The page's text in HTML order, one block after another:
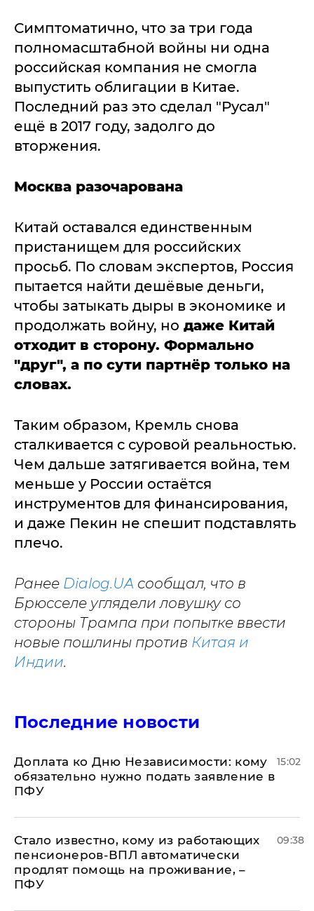
Симптоматично, что за три года
полномасштабной войны ни одна
российская компания не смогла
выпустить облигации в Китае.
Последний раз это сделал "Русал"
ещё в 2017 году, задолго до
вторжения.
Москва разочарована
Китай оставался единственным
пристанищем для российских
просьб. По словам экспертов, Россия
пытается найти дешёвые деньги,
чтобы затыкать дыры в экономике и
продолжать войну, но даже Китай
отходит в сторону. Формально
"друг", а по сути партнёр только на
словах.
Таким образом, Кремль снова
сталкивается с суровой реальностью.
Чем дальше затягивается война, тем
меньше у России остаётся
инструментов для финансирования,
и даже Пекин не спешит подставлять
плечо.
Ранее Dialog.UA сообщал, что в
Брюсселе углядели ловушку со
стороны Трампа при попытке ввести
новые пошлины против Китая и
Индии.
Последние новости
Доплата ко Дню Независимости: кому
обязательно нужно подать заявление в
ПФУ
15:02
Стало известно, кому из работающих
пенсионеров-ВПЛ автоматически
продлят помощь на проживание, –
ПФУ
09:38